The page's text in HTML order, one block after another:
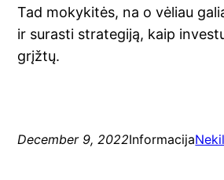
Tad mokykitės, na o vėliau
ir surasti strategiją, kaip
grįžtų.
December 9, 2022Informacija